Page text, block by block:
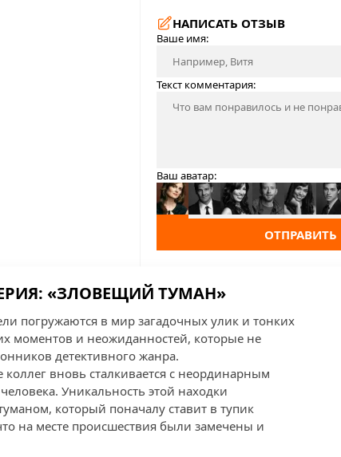
НАПИСАТЬ ОТЗЫВ
Ваше имя:
Текст комментария:
Ваш аватар:
ОТПРАВИТЬ
«ЗЛОВЕЩИЙ ТУМАН»
погружаются в мир загадочных улик и тонких
моментов и неожиданностей, которые не
детективного жанра.
вновь сталкивается с неординарным
Уникальность этой находки
который поначалу ставит в тупик
на месте происшествия были замечены и